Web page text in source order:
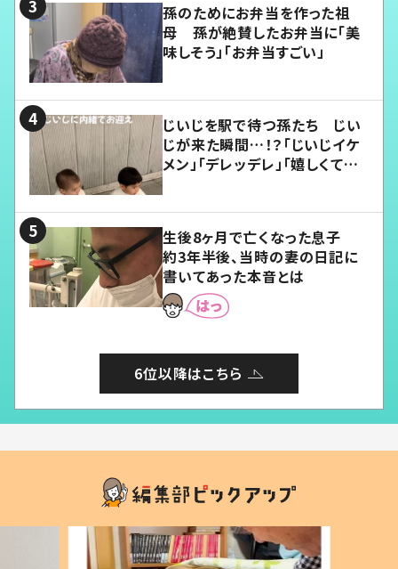
孫のためにお弁当を作った祖
母 孫が絶賛したお弁当に「美
味しそう」「お弁当すごい」
じいじを駅で待つ孫たち じい
じが来た瞬間…！？「じいじイケ
メン」「デレッデレ」「嬉しくて可
生後8ヶ月で亡くなった息子
約3年半後、当時の妻の日記に
書いてあった本音とは
6位以降はこちら